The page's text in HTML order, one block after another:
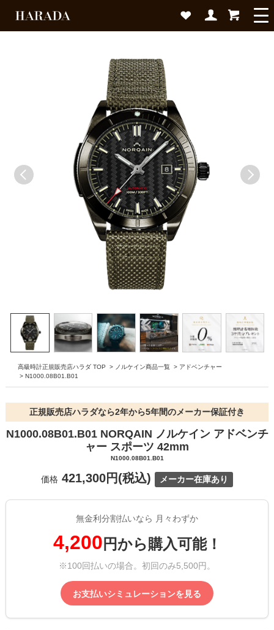
高級時計正規販売店ハラダ TOP > ノルケイン商品一覧 > アドベンチャー
> N1000.08B01.B01
正規販売店ハラダなら2年から5年間のメーカー保証付き
N1000.08B01.B01 NORQAIN ノルケイン アドベンチ
ャー スポーツ 42mm
N1000.08B01.B01
価格 421,300円(税込) メーカー在庫あり
無金利分割払いなら 月々わずか
4,200 円から購入可能！
※100回払いの場合。初回のみ5,500円。
お支払いシミュレーションを見る